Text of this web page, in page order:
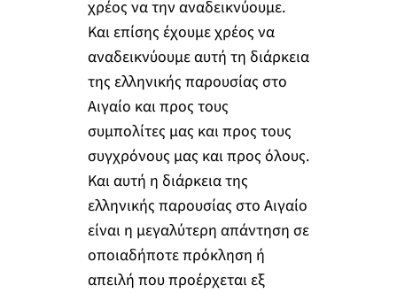
χρέος να την αναδεικνύουμε.
Και επίσης έχουμε χρέος να
αναδεικνύουμε αυτή τη διάρκεια
της ελληνικής παρουσίας στο
Αιγαίο και προς τους
συμπολίτες μας και προς τους
συγχρόνους μας και προς όλους.
Και αυτή η διάρκεια της
ελληνικής παρουσίας στο Αιγαίο
είναι η μεγαλύτερη απάντηση σε
οποιαδήποτε πρόκληση ή
απειλή που προέρχεται εξ